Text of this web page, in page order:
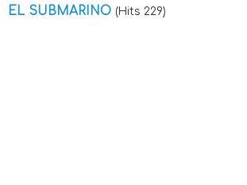
EL SUBMARINO (Hits 229)